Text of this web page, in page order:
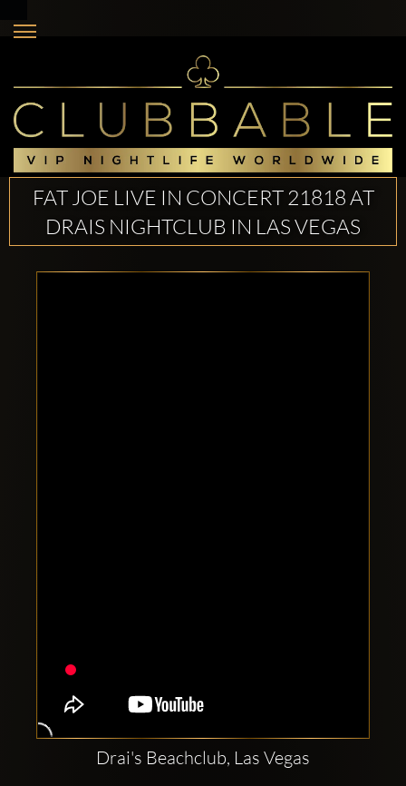
FAT JOE LIVE IN CONCERT 21818 AT
DRAIS NIGHTCLUB IN LAS VEGAS
Drai's Beachclub, Las Vegas